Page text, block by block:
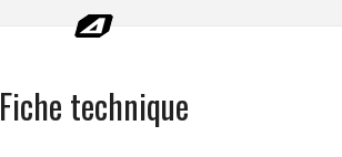
Fiche technique